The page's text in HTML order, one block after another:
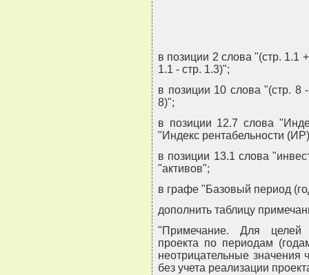
в позиции 2 слова "(стр. 1.1
1.1 - стр. 1.3)";
в позиции 10 слова "(стр. 8
8)";
в позиции 12.7 слова
"Индекс рентабельности
в позиции 13.1 слова
"активов";
в графе "Базовый период
дополнить таблицу
"Примечание. Для целей
проекта по периодам
неотрицательные значения
без учета реализации